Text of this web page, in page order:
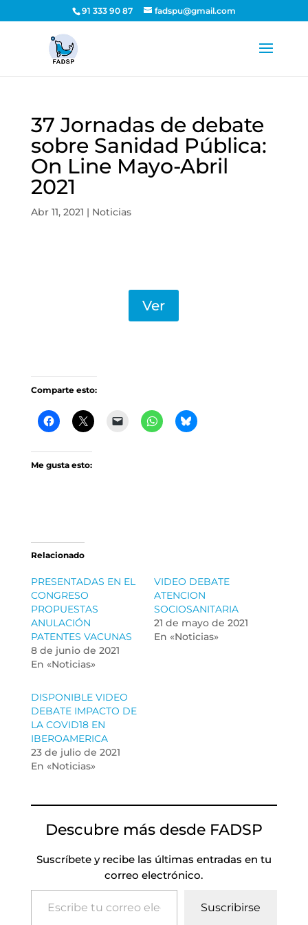
91 333 90 87 fadspu@gmail.com
37 Jornadas de debate
sobre Sanidad Pública:
On Line Mayo-Abril
2021
Abr 11, 2021 | Noticias
Ver
Comparte esto:
Me gusta esto:
Relacionado
PRESENTADAS EN EL
CONGRESO
PROPUESTAS
ANULACIÓN
PATENTES VACUNAS
8 de junio de 2021
En «Noticias»
VIDEO DEBATE
ATENCION
SOCIOSANITARIA
21 de mayo de 2021
En «Noticias»
DISPONIBLE VIDEO
DEBATE IMPACTO DE
LA COVID18 EN
IBEROAMERICA
23 de julio de 2021
En «Noticias»
Descubre más desde FADSP
Suscríbete y recibe las últimas entradas en tu
correo electrónico.
Escribe tu correo electrónico…
Suscribirse